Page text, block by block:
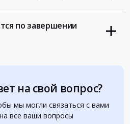
на свой вопрос?
мы могли связаться с вами
все ваши вопросы
по завершении